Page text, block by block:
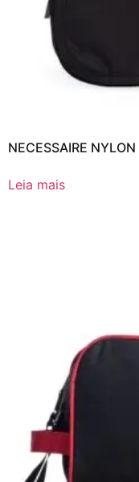
NECESSAIRE NYLON
Leia mais